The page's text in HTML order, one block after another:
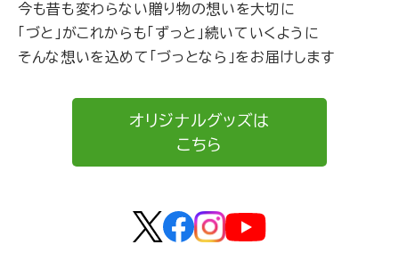
今も昔も変わらない贈り物の想いを大切に
「づと」がこれからも「ずっと」続いていくように
そんな想いを込めて「づっとなら」をお届けします
オリジナルグッズは
こちら